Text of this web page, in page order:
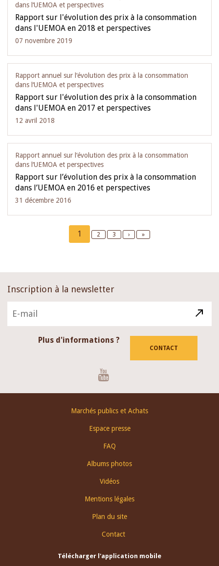
dans l‘UEMOA et perspectives
Rapport sur l'évolution des prix à la consommation
dans l'UEMOA en 2018 et perspectives
07 novembre 2019
Rapport annuel sur l‘évolution des prix à la consommation
dans l‘UEMOA et perspectives
Rapport sur l'évolution des prix à la consommation
dans l'UEMOA en 2017 et perspectives
12 avril 2018
Rapport annuel sur l‘évolution des prix à la consommation
dans l‘UEMOA et perspectives
Rapport sur l’évolution des prix à la consommation
dans l’UEMOA en 2016 et perspectives
31 décembre 2016
Current
page
1 Page
2 Page
3
Next
›
Last
»
Inscription à la newsletter
Plus d'informations ?
CONTACT
Marchés publics et Achats
Espace presse
FAQ
Albums photos
Vidéos
Mentions légales
Plan du site
Contact
Télécharger l'application mobile